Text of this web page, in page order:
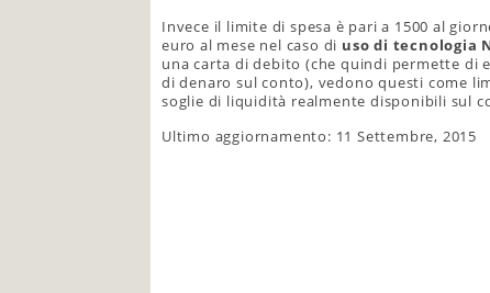
Invece il limite di spesa è pari a 1500 al
euro al mese nel caso di uso di tecnologia
una carta di debito (che quindi permette di
di denaro sul conto), vedono questi come
soglie di liquidità realmente disponibili sul
Ultimo aggiornamento: 11 Settembre, 2015